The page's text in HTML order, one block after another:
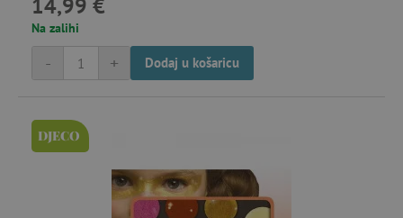
14,99 €
Na zalihi
+
- Dodaj u košaricu
DJECO